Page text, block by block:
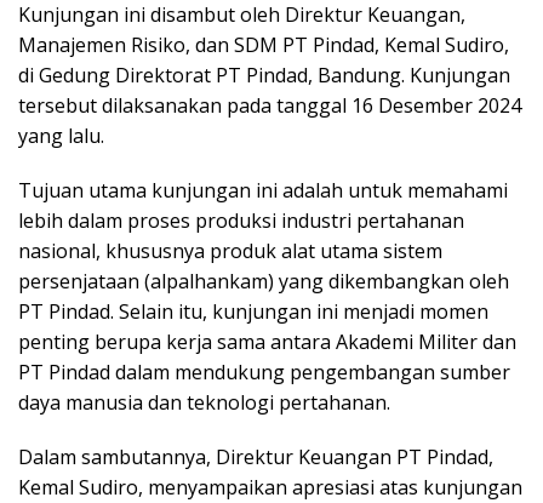
Kunjungan ini disambut oleh Direktur Keuangan,
Manajemen Risiko, dan SDM PT Pindad, Kemal Sudiro,
di Gedung Direktorat PT Pindad, Bandung. Kunjungan
tersebut dilaksanakan pada tanggal 16 Desember 2024
yang lalu.
Tujuan utama kunjungan ini adalah untuk memahami
lebih dalam proses produksi industri pertahanan
nasional, khususnya produk alat utama sistem
persenjataan (alpalhankam) yang dikembangkan oleh
PT Pindad. Selain itu, kunjungan ini menjadi momen
penting berupa kerja sama antara Akademi Militer dan
PT Pindad dalam mendukung pengembangan sumber
daya manusia dan teknologi pertahanan.
Dalam sambutannya, Direktur Keuangan PT Pindad,
Kemal Sudiro, menyampaikan apresiasi atas kunjungan